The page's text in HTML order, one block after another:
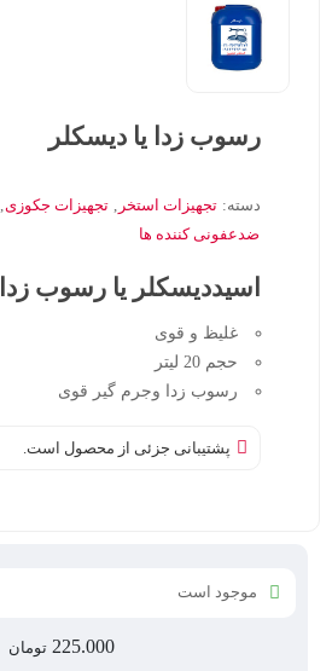
رسوب زدا یا دیسکلر
دسته: تجهیزات استخر تجهیزات جکوزی
ضدعفونی کننده ها
اسیددیسکلر یا رسوب زدا
غلیظ و قوی
حجم 20 لیتر
رسوب زدا وجرم گیر قوی
پشتیبانی جزئی از محصول است.
موجود است
225.000 تومان